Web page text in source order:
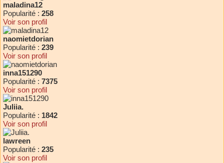
maladina12
Popularité : 258
Voir son profil
naomietdorian
Popularité : 239
Voir son profil
inna151290
Popularité : 7375
Voir son profil
Juliia.
Popularité : 1842
Voir son profil
lawreen
Popularité : 235
Voir son profil